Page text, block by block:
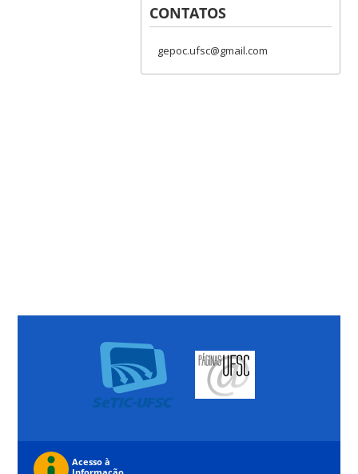
CONTATOS
gepoc.ufsc@gmail.com